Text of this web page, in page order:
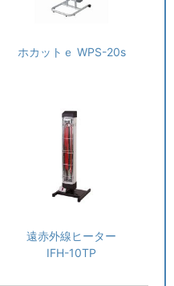
ホカットｅ WPS-20s
遠赤外線ヒーター
IFH-10TP